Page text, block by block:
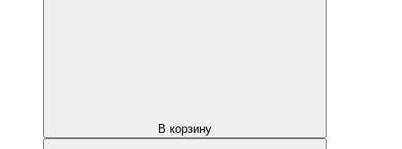
В корзину